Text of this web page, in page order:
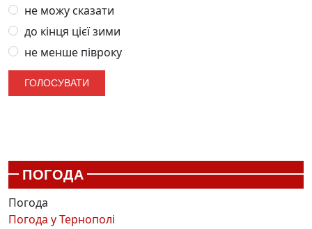
не можу сказати
до кінця цієї зими
не менше півроку
ПОГОДА
Погода
Погода уТернополі